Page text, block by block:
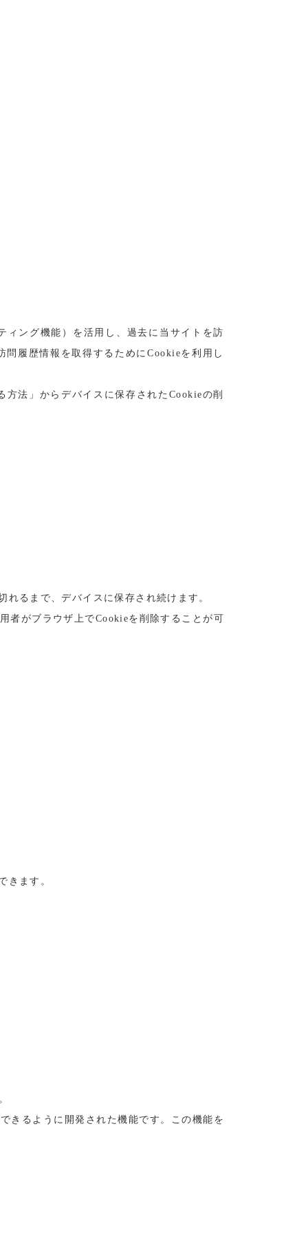
ング機能）を活用し、過去に当サイトを訪
履歴情報を取得するためにCookieを利用し
法」からデバイスに保存されたCookieの削
るまで、デバイスに保存され続けます。
者がブラウザ上でCookieを削除することが可
きます。
きるように開発された機能です。この機能を